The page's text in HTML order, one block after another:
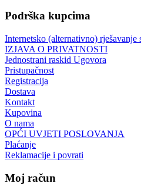
Podrška kupcima
Internetsko (alternativno) rješavanje
IZJAVA O PRIVATNOSTI
Jednostrani raskid Ugovora
Pristupačnost
Registracija
Dostava
Kontakt
Kupovina
O nama
OPĆI UVJETI POSLOVANJA
Plaćanje
Reklamacije i povrati
Moj račun